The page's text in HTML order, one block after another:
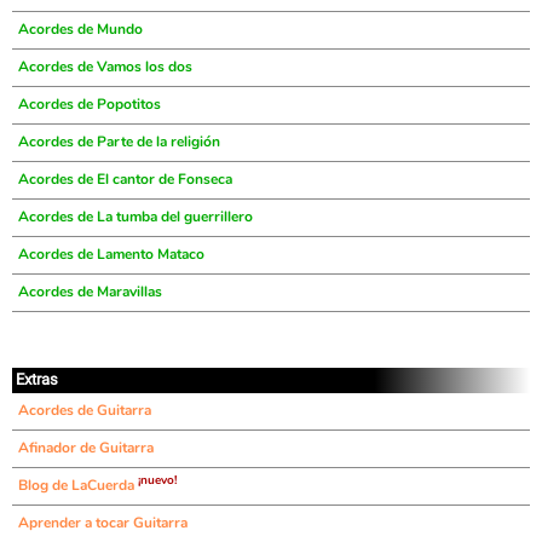
Acordes de Mundo
Acordes de Vamos los dos
Acordes de Popotitos
Acordes de Parte de la religión
Acordes de El cantor de Fonseca
Acordes de La tumba del guerrillero
Acordes de Lamento Mataco
Acordes de Maravillas
Extras
Acordes de Guitarra
Afinador de Guitarra
Blog de LaCuerda ¡nuevo!
Aprender a tocar Guitarra